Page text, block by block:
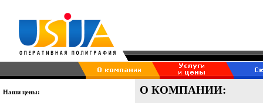
Наши цены: О КОМПАНИИ: